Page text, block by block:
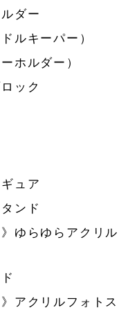
ダー
ルキーパー）
ホルダー）
ック
ュア
ンド
ゆらゆらアクリル
アクリルフォトス